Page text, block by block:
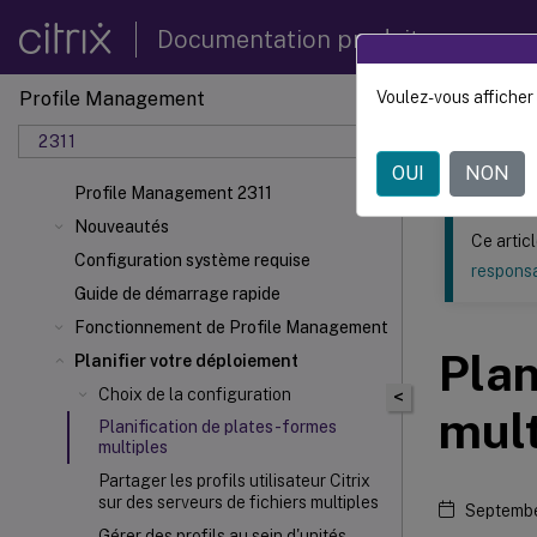
Documentation produit
Profile Management
2311
Profile Management 2311
Nouveautés
Configuration système requise
Guide de démarrage rapide
Fonctionnement de Profile Management
Planifier votre déploiement
Choix de la configuration
Planification de plates-formes
multiples
Partager les profils utilisateur Citrix
sur des serveurs de fichiers multiples
Ce contenu a
Profile
<
Ce
Voulez-vous
OUI NON